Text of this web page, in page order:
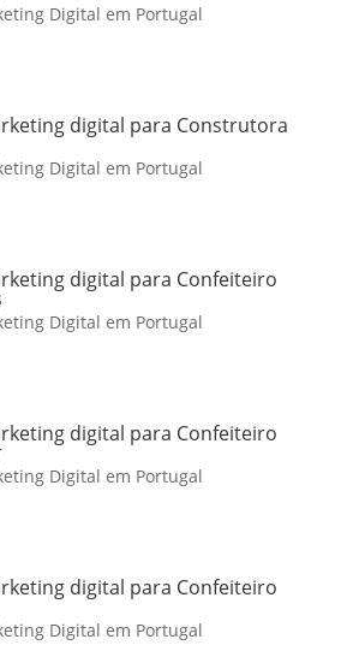
Digital em Portugal
digital para Construtora
Digital em Portugal
digital para Confeiteiro
Digital em Portugal
digital para Confeiteiro
Digital em Portugal
digital para Confeiteiro
Digital em Portugal